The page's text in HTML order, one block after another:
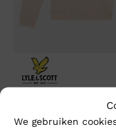
We gebruiken
Lyle & Scott
Quarter Zip